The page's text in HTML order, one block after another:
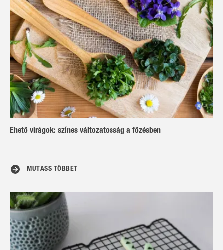
Ehető virágok: színes változatosság a főzésben
MUTASS TÖBBET